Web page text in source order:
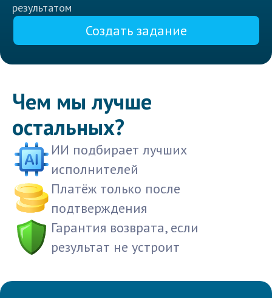
результатом
Создать задание
Чем мы лучше
остальных?
ИИ подбирает лучших
исполнителей
Платёж только после
подтверждения
Гарантия возврата, если
результат не устроит